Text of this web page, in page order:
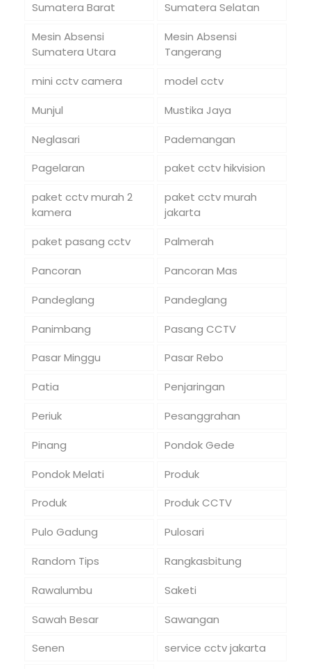
Sumatera Barat
Sumatera Selatan
Mesin Absensi
Sumatera Utara
Mesin Absensi
Tangerang
mini cctv camera
model cctv
Munjul
Mustika Jaya
Neglasari
Pademangan
Pagelaran
paket cctv hikvision
paket cctv murah 2
kamera
paket cctv murah
jakarta
paket pasang cctv
Palmerah
Pancoran
Pancoran Mas
Pandeglang
Pandeglang
Panimbang
Pasang CCTV
Pasar Minggu
Pasar Rebo
Patia
Penjaringan
Periuk
Pesanggrahan
Pinang
Pondok Gede
Pondok Melati
Produk
Produk
Produk CCTV
Pulo Gadung
Pulosari
Random Tips
Rangkasbitung
Rawalumbu
Saketi
Sawah Besar
Sawangan
Senen
service cctv jakarta